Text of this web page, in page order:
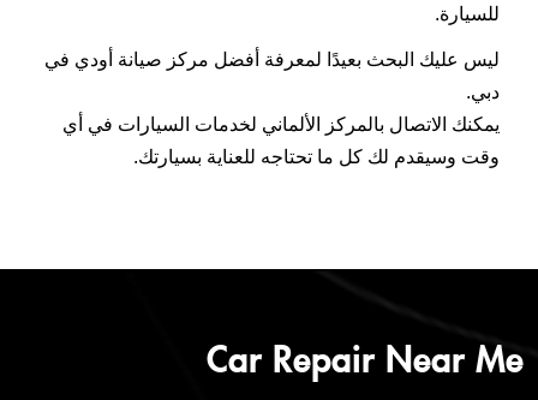
للسيارة.
ليس عليك البحث بعيدًا لمعرفة أفضل مركز صيانة أودي في
دبي.
يمكنك الاتصال بالمركز الألماني لخدمات السيارات في أي
وقت وسيقدم لك كل ما تحتاجه للعناية بسيارتك.
Car Repair Near Me